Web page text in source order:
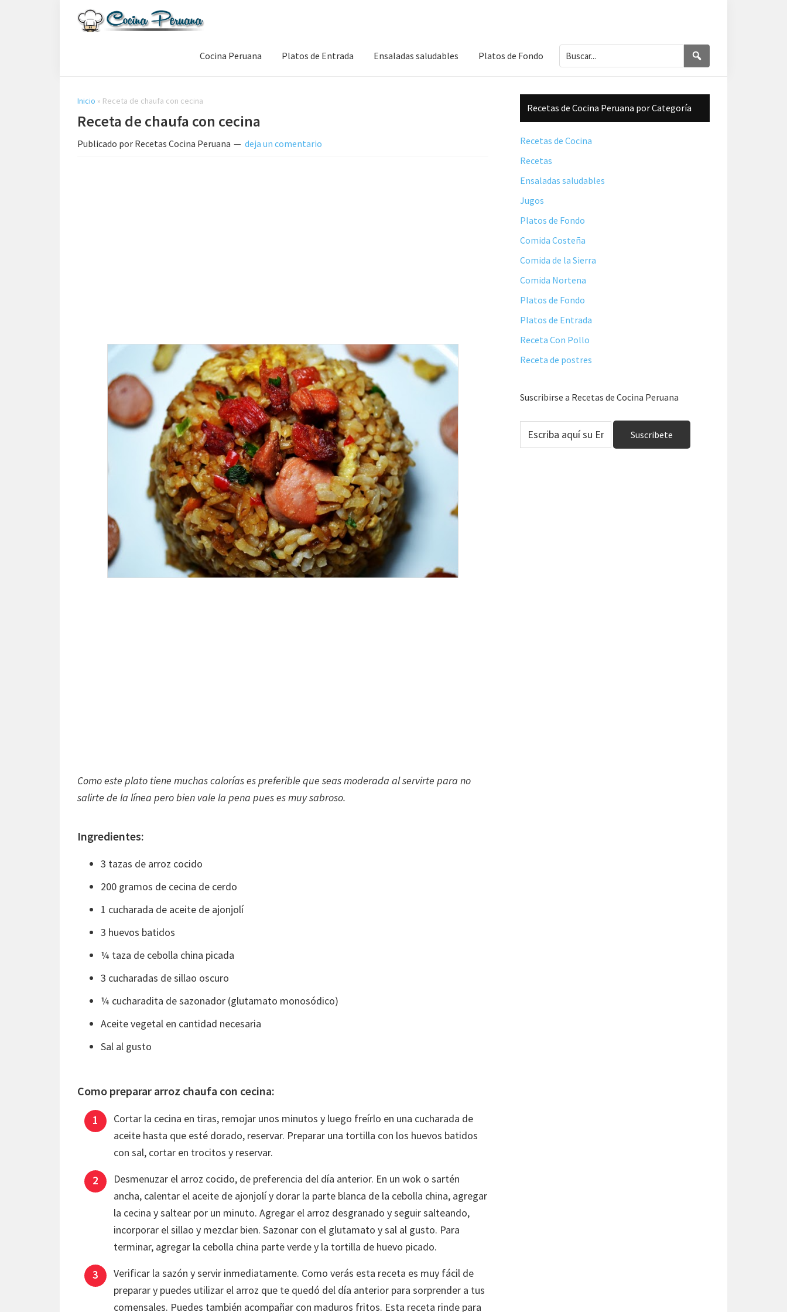
de
Comida
Peruana
Cocina Peruana Platos de Entrada Ensaladas saludables Platos de Fondo Buscar...
Inicio » Receta de chaufa con cecina
Receta de chaufa con cecina
Publicado por Recetas Cocina Peruana deja un comentario
Como este plato tiene muchas calorías es preferible que seas moderada al servirte para no
salirte de la línea pero bien vale la pena pues es muy sabroso.
Ingredientes:
3 tazas de arroz cocido
200 gramos de cecina de cerdo
1 cucharada de aceite de ajonjolí
3 huevos batidos
¼ taza de cebolla china picada
3 cucharadas de sillao oscuro
¼ cucharadita de sazonador (glutamato monosódico)
Aceite vegetal en cantidad necesaria
Sal al gusto
Como preparar arroz chaufa con cecina:
Cortar la cecina en tiras, remojar unos minutos y luego freírlo en una cucharada de
aceite hasta que esté dorado, reservar. Preparar una tortilla con los huevos batidos
con sal, cortar en trocitos y reservar.
Desmenuzar el arroz cocido, de preferencia del día anterior. En un wok o sartén
ancha, calentar el aceite de ajonjolí y dorar la parte blanca de la cebolla china, agregar
la cecina y saltear por un minuto. Agregar el arroz desgranado y seguir salteando,
incorporar el sillao y mezclar bien. Sazonar con el glutamato y sal al gusto. Para
terminar, agregar la cebolla china parte verde y la tortilla de huevo picado.
Verificar la sazón y servir inmediatamente. Como verás esta receta es muy fácil de
preparar y puedes utilizar el arroz que te quedó del día anterior para sorprender a tus
comensales. Puedes también acompañar con maduros fritos. Esta receta rinde para
Barra
lateral
principal
Recetas de Cocina Peruana por Categoría
Recetas de Cocina
Recetas
Ensaladas saludables
Jugos
Platos de Fondo
Comida Costeña
Comida de la Sierra
Comida Nortena
Platos de Fondo
Platos de Entrada
Receta Con Pollo
Receta de postres
Suscribirse a Recetas de Cocina Peruana